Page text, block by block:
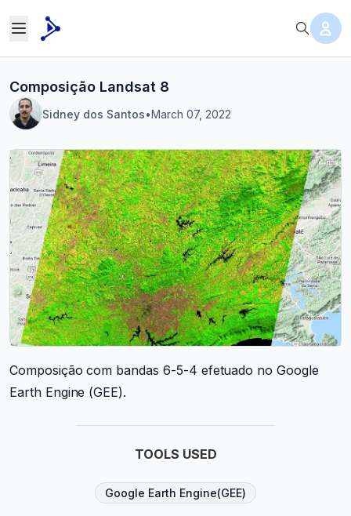
Composição Landsat 8
Sidney dos Santos•March 07, 2022
Composição com bandas 6-5-4 efetuado no Google
Earth Engine (GEE).
TOOLS USED
Google Earth Engine(GEE)